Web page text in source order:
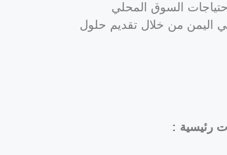
السوق المحلي
في اليمن من خلال تقديم حلول
رئيسية :